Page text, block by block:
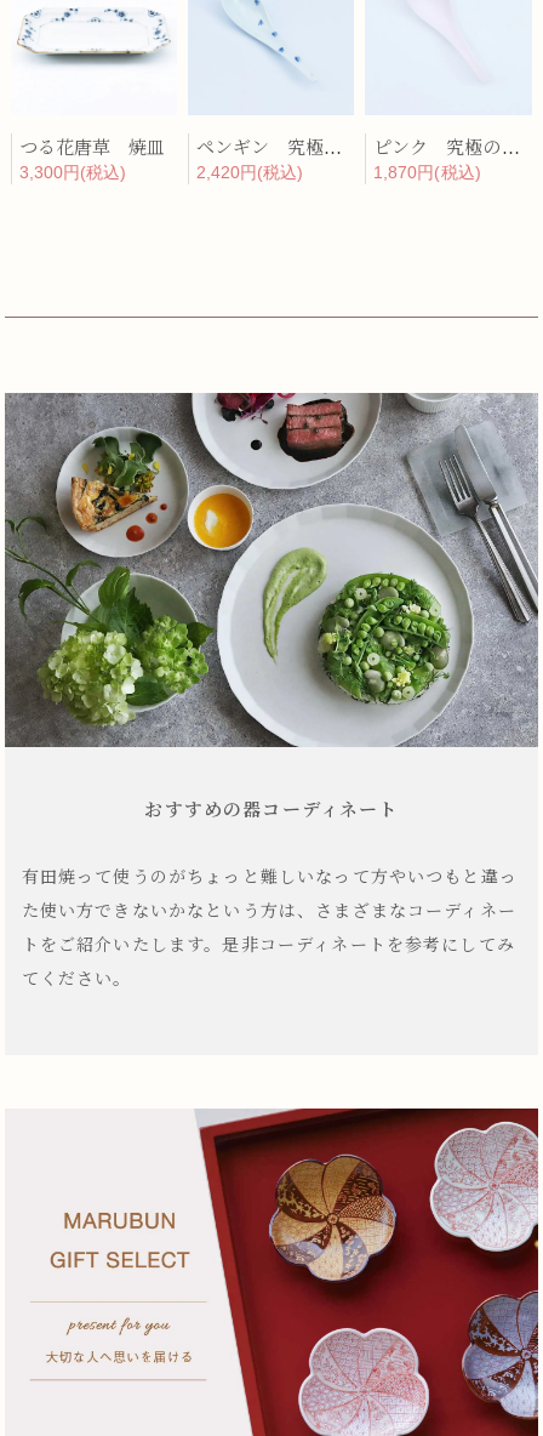
つる花唐草 焼皿
3,300円(税込)
ペンギン 究極のレンゲ
2,420円(税込)
ピンク 究極のレンゲ
1,870円(税込)
おすすめの器コーディネート
有田焼って使うのがちょっと難しいなって方やいつもと違っ
た使い方できないかなという方は、さまざまなコーディネー
トをご紹介いたします。是非コーディネートを参考にしてみ
てください。